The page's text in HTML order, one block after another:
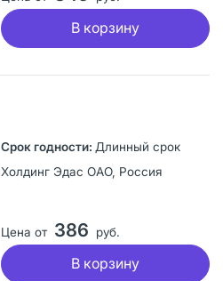
В корзину
Длинный срок
Холдинг Эдас ОАО, Россия
Цена от 386 руб.
В корзину